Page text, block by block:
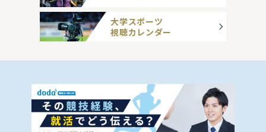
大学スポーツ
視聴カレンダー